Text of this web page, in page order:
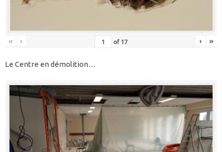
« ‹ of 17 › »
Le Centre en démolition…